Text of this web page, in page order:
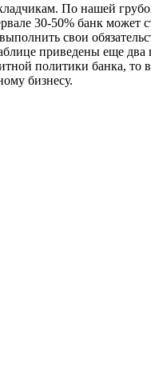
По нашей
30-50% банк может
свои
приведены еще два
политики банка, то
бизнесу.